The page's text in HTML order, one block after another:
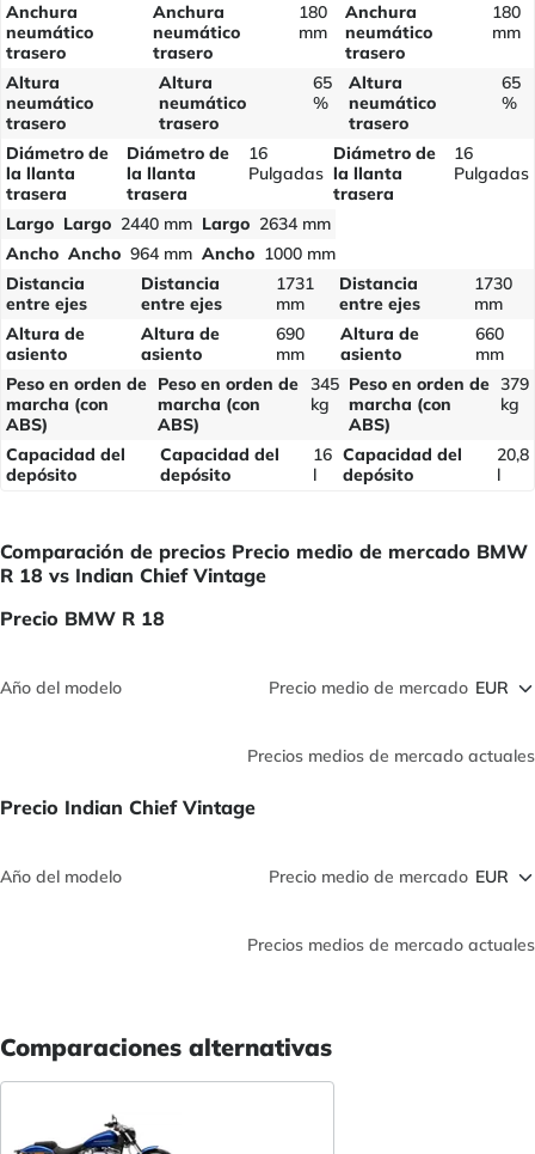
Anchura
neumático
trasero
Anchura
neumático
trasero
180
mm
Anchura
neumático
trasero
180
mm
Altura
neumático
trasero
Altura
neumático
trasero
65
%
Altura
neumático
trasero
65
%
Diámetro de
la llanta
trasera
Diámetro de
la llanta
trasera
16
Pulgadas
Diámetro de
la llanta
trasera
16
Pulgadas
Largo Largo 2440 mm Largo 2634 mm
Ancho Ancho 964 mm Ancho 1000 mm
Distancia
entre ejes
Distancia
entre ejes
1731
mm
Distancia
entre ejes
1730
mm
Altura de
asiento
Altura de
asiento
690
mm
Altura de
asiento
660
mm
Peso en orden de
marcha (con
ABS)
Peso en orden de
marcha (con
ABS)
345
kg
Peso en orden de
marcha (con
ABS)
379
kg
Capacidad del
depósito
Capacidad del
depósito
16
l
Capacidad del
depósito
20,8
l
Comparación de precios Precio medio de mercado BMW
R 18 vs Indian Chief Vintage
Precio BMW R 18
Año del modelo Precio medio de mercado
Precios medios de mercado actuales
Precio Indian Chief Vintage
Año del modelo Precio medio de mercado
Precios medios de mercado actuales
Comparaciones alternativas